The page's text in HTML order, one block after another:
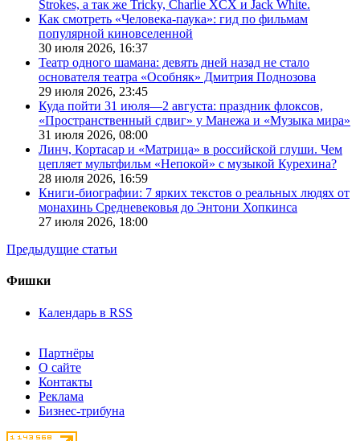
Strokes, а так же Tricky, Charlie XCX и Jack White.
Как смотреть «Человека-паука»: гид по фильмам
популярной киновселенной
30 июля 2026, 16:37
Театр одного шамана: девять дней назад не стало
основателя театра «Особняк» Дмитрия Поднозова
29 июля 2026, 23:45
Куда пойти 31 июля—2 августа: праздник флоксов,
«Пространственный сдвиг» у Манежа и «Музыка мира»
31 июля 2026, 08:00
Линч, Кортасар и «Матрица» в российской глуши. Чем
цепляет мультфильм «Непокой» с музыкой Курехина?
28 июля 2026, 16:59
Книги-биографии: 7 ярких текстов о реальных людях от
монахинь Средневековья до Энтони Хопкинса
27 июля 2026, 18:00
Предыдущие статьи
Фишки
Календарь в RSS
Партнёры
О сайте
Контакты
Реклама
Бизнес-трибуна